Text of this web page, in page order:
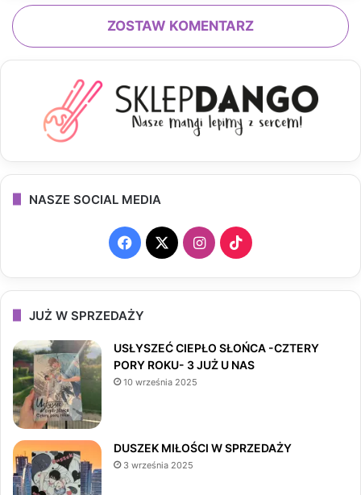
ZOSTAW KOMENTARZ
NASZE SOCIAL MEDIA
F
a
b
k
X
I
n
a
T
i
T
o
JUŻ W SPRZEDAŻY
USŁYSZEĆ CIEPŁO SŁOŃCA -CZTERY
PORY ROKU- 3 JUŻ U NAS
10 września 2025
DUSZEK MIŁOŚCI W SPRZEDAŻY
3 września 2025